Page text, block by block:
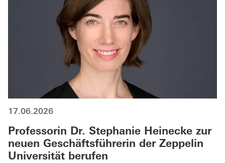
17.06.2026
Professorin Dr. Stephanie Heinecke zur
neuen Geschäftsführerin der Zeppelin
Universität berufen